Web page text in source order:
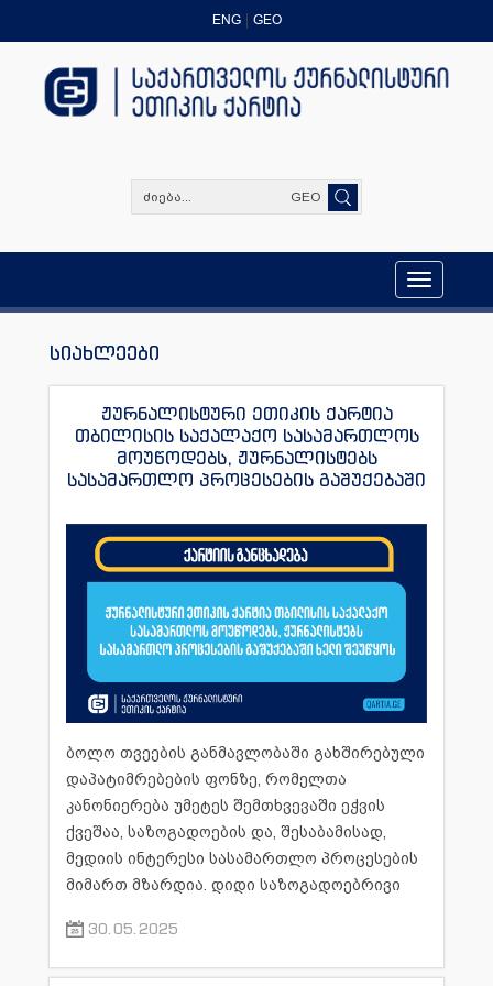
ENG GEO
GEO
Toggle
navigation
სიახლეები
ჟურნალისტური ეთიკის ქარტია
თბილისის საქალაქო სასამართლოს
მოუწოდებს, ჟურნალისტებს
სასამართლო პროცესების გაშუქებაში
ბოლო თვეების განმავლობაში გახშირებული
დაპატიმრებების ფონზე, რომელთა
კანონიერება უმეტეს შემთხვევაში ეჭვის
ქვეშაა, საზოგადოების და, შესაბამისად,
მედიის ინტერესი სასამართლო პროცესების
მიმართ მზარდია. დიდი საზოგადოებრივი
აქტივისტებისა და პოლიტიკური პარტიების
ლიდერების სისხლის სამართლის
30.05.2025